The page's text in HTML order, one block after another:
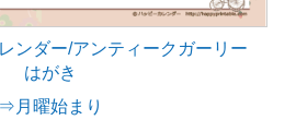
ンダー/アンティークガーリー
はがき
⇒月曜始まり